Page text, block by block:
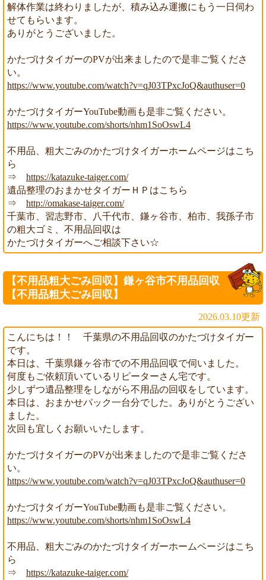
解体作業は終わりましたが、積み込み運搬にもう一日伺わ
せてもらいます。
ありがとうございました。
かたづけタイガーのPVが出来ましたので是非ご覧くださ
い。
https://www.youtube.com/watch?v=qJ03TPxcJoQ&authuser=0
かたづけタイガーYouTube動画も是非ご覧ください。
https://www.youtube.com/shorts/nhm1SoOswL4
不用品、粗大ごみのかたづけタイガーホームページはこち
ら
⇒ https://katazuke-taiger.com/
遺品整理のおまかせタイガーＨＰはこちら
⇒ http://omakase-taiger.com/
千葉市、習志野市、八千代市、鎌ヶ谷市、柏市、我孫子市
の粗大ゴミ、不用品回収は
かたづけタイガーへご相談下さい☆
【不用品粗大ごみ回収】鎌ヶ谷市不用品回収
【不用品粗大ごみ回収】
2026.03.10更新
こんにちは！！ 千葉県の不用品回収のかたづけタイガー
です。
本日は、千葉県鎌ヶ谷市での不用品回収で伺いました。
何度もご依頼頂いているリピーターさん宅です。
少しずつ遺品整理をしながら不用品の回収をしています。
本日は、おまかせパック一台分でした。ありがとうござい
ました。
次回も宜しくお願いいたします。
かたづけタイガーのPVが出来ましたので是非ご覧くださ
い。
https://www.youtube.com/watch?v=qJ03TPxcJoQ&authuser=0
かたづけタイガーYouTube動画も是非ご覧ください。
https://www.youtube.com/shorts/nhm1SoOswL4
不用品、粗大ごみのかたづけタイガーホームページはこち
ら
⇒ https://katazuke-taiger.com/